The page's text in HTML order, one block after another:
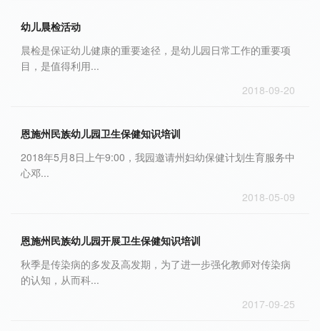
幼儿晨检活动
晨检是保证幼儿健康的重要途径，是幼儿园日常工作的重要项
目，是值得利用...
2018-09-20
恩施州民族幼儿园卫生保健知识培训
2018年5月8日上午9:00，我园邀请州妇幼保健计划生育服务中
心邓...
2018-05-09
恩施州民族幼儿园开展卫生保健知识培训
秋季是传染病的多发及高发期，为了进一步强化教师对传染病
的认知，从而科...
2017-09-25